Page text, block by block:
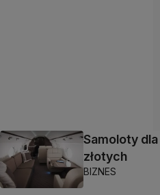
Samoloty
złotych
BIZNES